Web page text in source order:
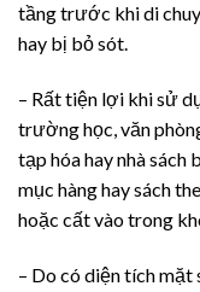
tầng trước khi di
hay bị bỏ sót.
– Rất tiện lợi khi sử
trường học, văn
tạp hóa hay nhà sách
mục hàng hay sách
hoặc cất vào trong
– Do có diện tích mặt